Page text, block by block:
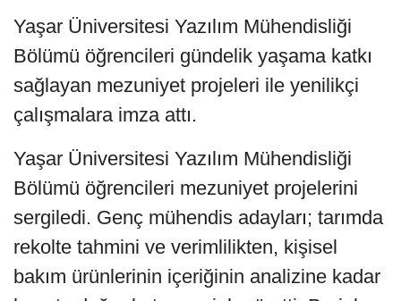
Yaşar Üniversitesi Yazılım Mühendisliği
Bölümü öğrencileri gündelik yaşama katkı
sağlayan mezuniyet projeleri ile yenilikçi
çalışmalara imza attı.
Yaşar Üniversitesi Yazılım Mühendisliği
Bölümü öğrencileri mezuniyet projelerini
sergiledi. Genç mühendis adayları; tarımda
rekolte tahmini ve verimlilikten, kişisel
bakım ürünlerinin içeriğinin analizine kadar